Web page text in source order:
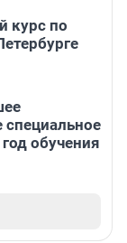
курс по
специальное
обучения